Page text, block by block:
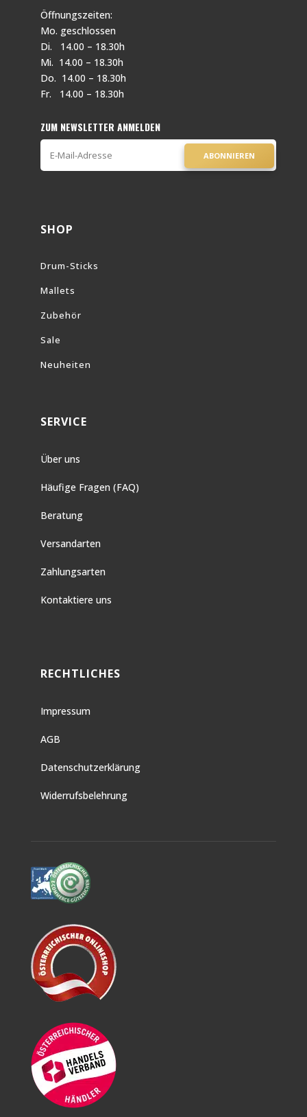
Öffnungszeiten:
Mo. geschlossen
Di. 14.00 – 18.30h
Mi. 14.00 – 18.30h
Do. 14.00 – 18.30h
Fr. 14.00 – 18.30h
ZUM NEWSLETTER ANMELDEN
ABONNIEREN
SHOP
Drum-Sticks
Mallets
Zubehör
Sale
Neuheiten
SERVICE
Über uns
Häufige Fragen (FAQ)
Beratung
Versandarten
Zahlungsarten
Kontaktiere uns
RECHTLICHES
Impressum
AGB
Datenschutzerklärung
Widerrufsbelehrung